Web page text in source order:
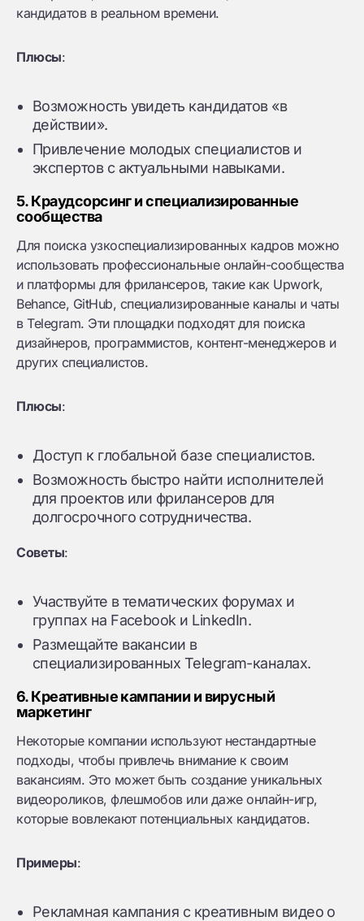
кандидатов в реальном времени.
Плюсы:
Возможность увидеть кандидатов «в
действии».
Привлечение молодых специалистов и
экспертов с актуальными навыками.
5. Краудсорсинг и специализированные
сообщества
Для поиска узкоспециализированных кадров можно
использовать профессиональные онлайн-сообщества
и платформы для фрилансеров, такие как Upwork,
Behance, GitHub, специализированные каналы и чаты
в Telegram. Эти площадки подходят для поиска
дизайнеров, программистов, контент-менеджеров и
других специалистов.
Плюсы:
Доступ к глобальной базе специалистов.
Возможность быстро найти исполнителей
для проектов или фрилансеров для
долгосрочного сотрудничества.
Советы:
Участвуйте в тематических форумах и
группах на Facebook и LinkedIn.
Размещайте вакансии в
специализированных Telegram-каналах.
6. Креативные кампании и вирусный
маркетинг
Некоторые компании используют нестандартные
подходы, чтобы привлечь внимание к своим
вакансиям. Это может быть создание уникальных
видеороликов, флешмобов или даже онлайн-игр,
которые вовлекают потенциальных кандидатов.
Примеры:
Рекламная кампания с креативным видео о